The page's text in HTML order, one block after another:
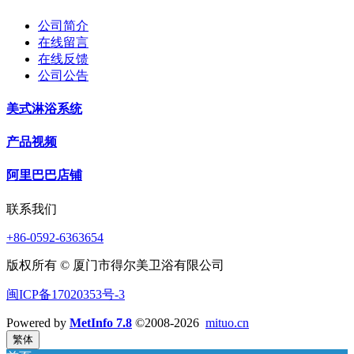
公司简介
在线留言
在线反馈
公司公告
美式淋浴系统
产品视频
阿里巴巴店铺
联系我们
+86-0592-6363654
版权所有 © 厦门市得尔美卫浴有限公司
闽ICP备17020353号-3
Powered by MetInfo 7.8 ©2008-2026 mituo.cn
繁体